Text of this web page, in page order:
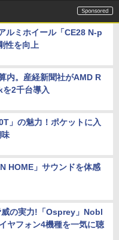
ルミホイール「CE28 N-p
性を向上
内。産経新聞社がAMD R
2千台導入
」の魅力！ポケットに入
HOME」サウンドを体感
威の実力!「Osprey」Nobl
ヤフォン4機種を一気に聴